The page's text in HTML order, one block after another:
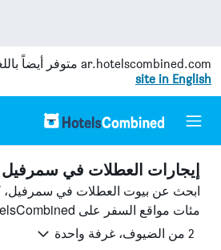
ar.hotelscombined.com متوفر أيضاً
site in English
إيجارات العطلات في سمرفيل
ابحث عن بيوت العطلات في سمرفيل،
مئات مواقع السفر على HotelsCombined وقارن بينها ووفّر.
2 من الضيوف، غرفة واحدة